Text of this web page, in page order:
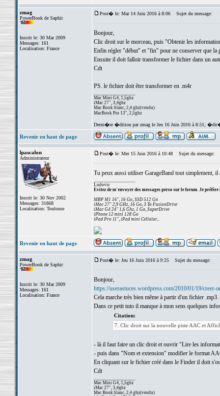
zmag
PowerBook de Saphir
Inscrit le: 30 Mar 2009
Messages: 161
Localisation: France
Post� le: Mar 14 Juin 2016 à 8:06 Sujet du message:
Bonjour,
Clic droit sur le morceau, puis "Obtenir les
Enfin régler "début" et "fin" pour ne conserver que la
Ensuite il doit falloir transformer le fichier dans un
Cdt
PS. le fichier doit être transformer en .m4r
Mac Mini G4, 1,5ghz
iMac 27", 3,4ghz
Mac Book blanc, 2,4 ghz(vendu)
MacBook Pro 13", 2,5ghz
Derni�re �dition par zmag le Jeu 16 Juin 2016 à 8:51;
Revenir en haut de page
lpascalon
Administrateur
Inscrit le: 30 Nov 2002
Messages: 31868
Localisation: Toulouse
Post� le: Mer 15 Juin 2016 à 10:48 Sujet du message:
Tu peux aussi utiliser GarageBand tout simplement, il
Ludovic
Evitez de m'envoyer des messages perso sur le forum. Je préfère
MBP M1 16", 16 Go, SSD 512 Go
iMac 27" 2,9 GHz, 16 Go, 3 To FusionDrive
iMac G4 24" 1,6 Ghz, 1 Go, SuperDrive
iPhone 12 mini 128 Go
iPad Pro 11", iPad mini Cellular...
Revenir en haut de page
zmag
PowerBook de Saphir
Inscrit le: 30 Mar 2009
Messages: 161
Localisation: France
Post� le: Jeu 16 Juin 2016 à 9:25 Sujet du message:
Bonjour,
https://userastuces.wordpress.com/2010/01/19/
Cela marche très bien même à partir d'un fichier .mp3.
Dans ce petit tuto il manque à mon sens quelques
Citation:
7. Clic droit sur la nouvelle piste AAC et
- là il faut faire un clic droit et ouvrir "Lire les
- puis dans "Nom et extension" modifier le format
En cliquant sur le fichier créé dans le Finder il doit
Cdt
Mac Mini G4, 1,5ghz
iMac 27", 3,4ghz
Mac Book blanc, 2,4 ghz(vendu)